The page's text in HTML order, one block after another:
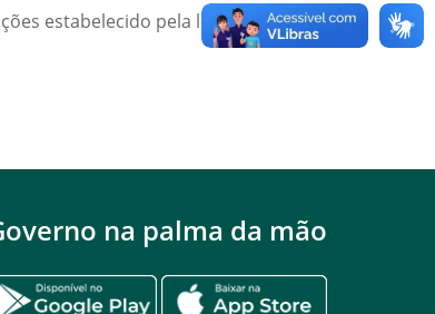
estabelecido pela legislação
na palma da mão